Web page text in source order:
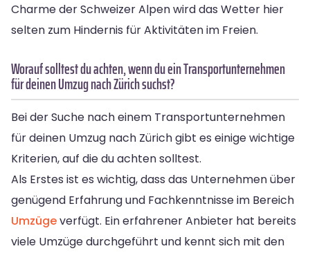
Charme der Schweizer Alpen wird das Wetter hier
selten zum Hindernis für Aktivitäten im Freien.
Worauf solltest du achten, wenn du ein Transportunternehmen
für deinen Umzug nach Zürich suchst?
Bei der Suche nach einem Transportunternehmen
für deinen Umzug nach Zürich gibt es einige wichtige
Kriterien, auf die du achten solltest.
Als Erstes ist es wichtig, dass das Unternehmen über
genügend Erfahrung und Fachkenntnisse im Bereich
Umzügeverfügt. Ein erfahrener Anbieter hat bereits
viele Umzüge durchgeführt und kennt sich mit den